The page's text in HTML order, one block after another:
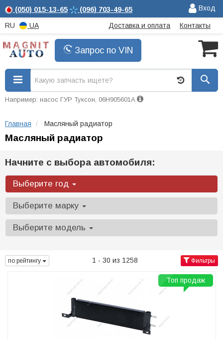
(050) 015-13-65 (096) 703-49-65 Вход
RU UA Доставка и оплата Контакты
Запрос по VIN
Например: насос ГУР Туксон, 06H905601A
Главная Масляный радиатор
Масляный радиатор
Начните с выбора автомобиля:
Выберите год
Выберите марку
Выберите модель
по рейтингу 1 - 30 из 1258 Фильтры
Топ продаж